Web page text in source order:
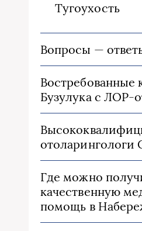
Тугоухость
Вопросы —
Востребованные
Бузулука с ЛОР-
отоларингологи
Где можно
качественную
помощь в